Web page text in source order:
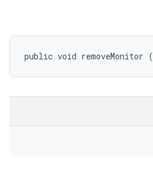
public void removeMonitor (